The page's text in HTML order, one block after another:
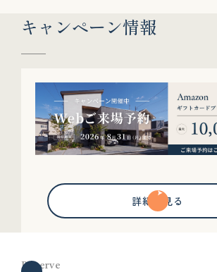
キャンペーン情報
詳細を見る
Reserve